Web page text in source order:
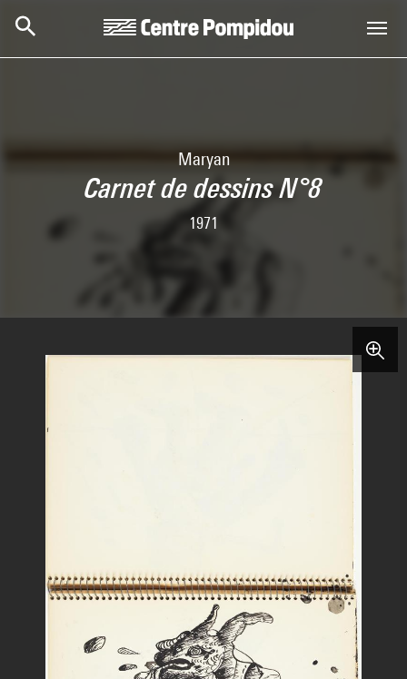
Maryan
Carnet de dessins N°8
1971